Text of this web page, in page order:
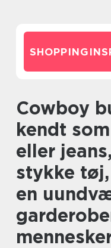
Cowboy bukser, også
kendt
eller
stykke
en